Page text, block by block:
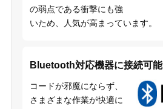
の弱点である衝撃にも強
いため、人気が高まっています。
Bluetooth対応機器に接続可能
コードが邪魔にならず、
さまざまな作業が快適に